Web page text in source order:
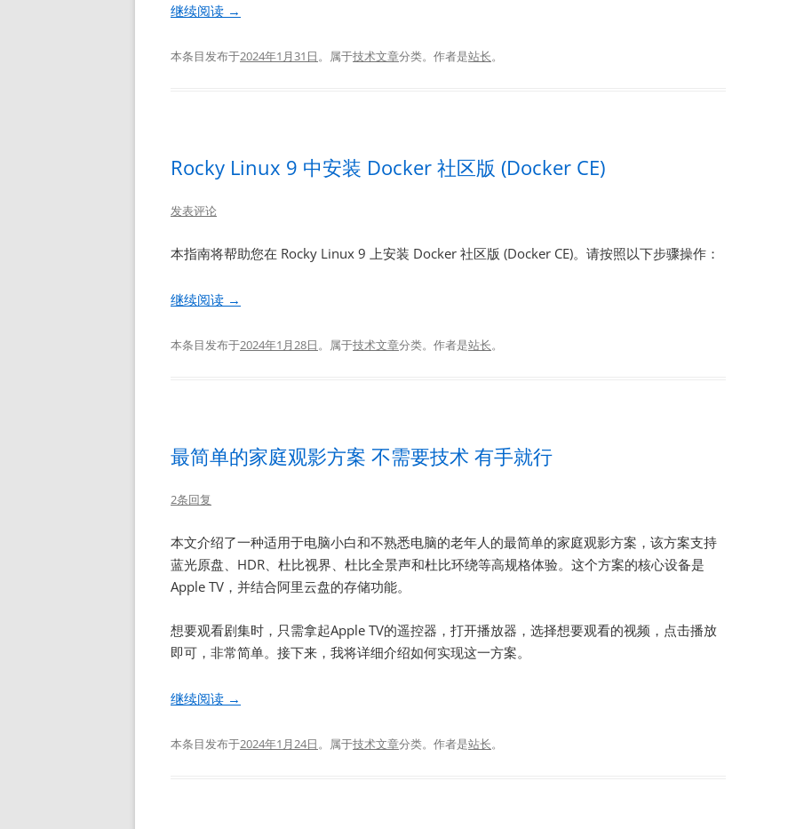
继续阅读 →
本条目发布于2024年1月31日。属于技术文章分类。 作者是站长。
Rocky Linux 9 中安装 Docker 社区版 (Docker CE)
发表评论
本指南将帮助您在 Rocky Linux 9 上安装 Docker 社区版 (Docker CE)。请按照以下步骤操作：
继续阅读 →
本条目发布于2024年1月28日。属于技术文章分类。 作者是站长。
最简单的家庭观影方案 不需要技术 有手就行
2条回复
本文介绍了一种适用于电脑小白和不熟悉电脑的老年人的最简单的家庭观影方案，该方案支持
蓝光原盘、HDR、杜比视界、杜比全景声和杜比环绕等高规格体验。这个方案的核心设备是
Apple TV，并结合阿里云盘的存储功能。
想要观看剧集时，只需拿起Apple TV的遥控器，打开播放器，选择想要观看的视频，点击播放
即可，非常简单。接下来，我将详细介绍如何实现这一方案。
继续阅读 →
本条目发布于2024年1月24日。属于技术文章分类。 作者是站长。